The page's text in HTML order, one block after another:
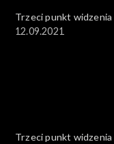
Trzeci punkt widzenia
12.09.2021
Trzeci punkt widzenia